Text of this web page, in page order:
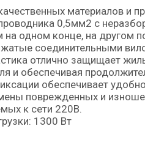
материалов и
0,5мм2 с
одном конце, на другом
соединительными
отлично защищает
и обеспечивая
обеспечивает
поврежденных и
к сети 220В.
1300 Вт